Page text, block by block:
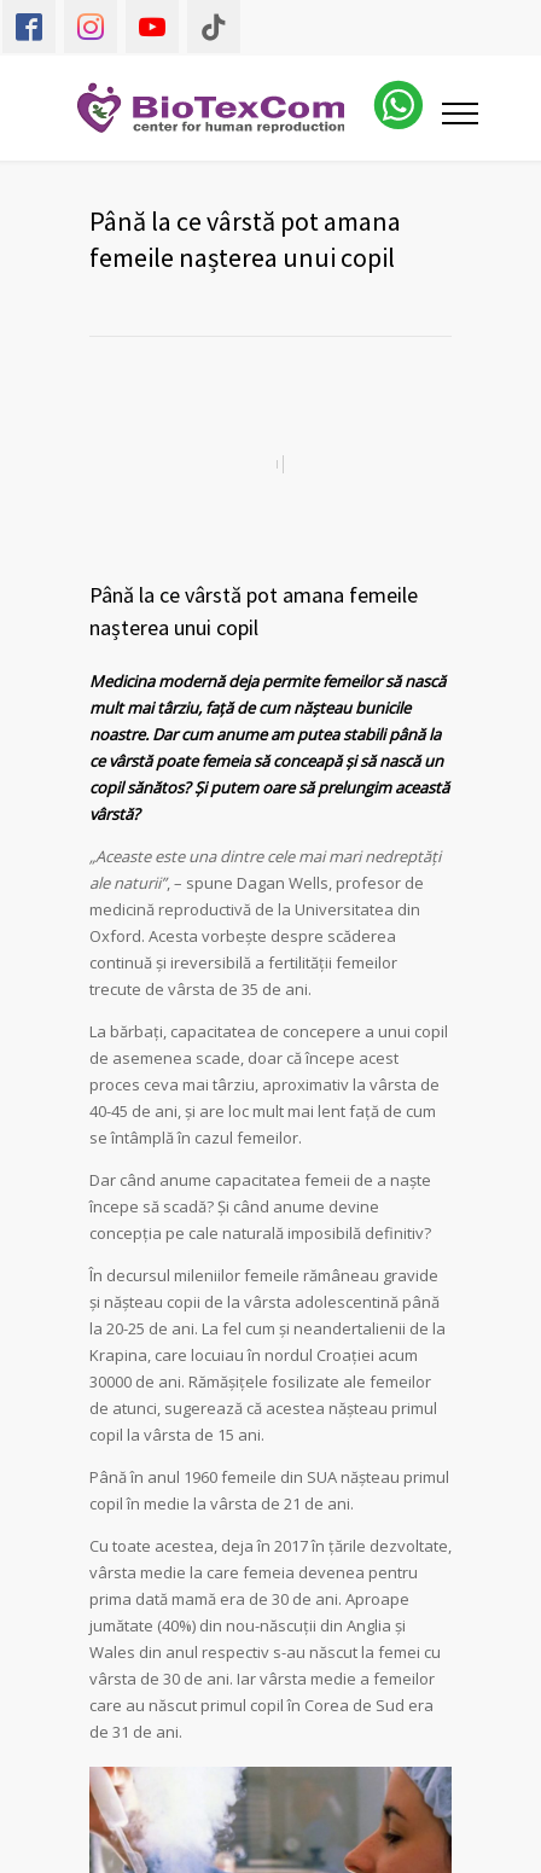
Până la ce vârstă pot amana
femeile nașterea unui copil
Până la ce vârstă pot amana femeile
nașterea unui copil
Medicina modernă deja permite femeilor să nască
mult mai târziu, față de cum nășteau bunicile
noastre. Dar cum anume am putea stabili până la
ce vârstă poate femeia să conceapă și să nască un
copil sănătos? Și putem oare să prelungim această
vârstă?
„Aceaste este una dintre cele mai mari nedreptăți
ale naturii”, – spune Dagan Wells, profesor de
medicină reproductivă de la Universitatea din
Oxford. Acesta vorbește despre scăderea
continuă și ireversibilă a fertilității femeilor
trecute de vârsta de 35 de ani.
La bărbați, capacitatea de concepere a unui copil
de asemenea scade, doar că începe acest
proces ceva mai târziu, aproximativ la vârsta de
40-45 de ani, și are loc mult mai lent față de cum
se întâmplă în cazul femeilor.
Dar când anume capacitatea femeii de a naște
începe să scadă? Și când anume devine
concepția pe cale naturală imposibilă definitiv?
În decursul mileniilor femeile rămâneau gravide
și nășteau copii de la vârsta adolescentină până
la 20-25 de ani. La fel cum și neandertalienii de la
Krapina, care locuiau în nordul Croației acum
30000 de ani. Rămășițele fosilizate ale femeilor
de atunci, sugerează că acestea nășteau primul
copil la vârsta de 15 ani.
Până în anul 1960 femeile din SUA nășteau primul
copil în medie la vârsta de 21 de ani.
Cu toate acestea, deja în 2017 în țările dezvoltate,
vârsta medie la care femeia devenea pentru
prima dată mamă era de 30 de ani. Aproape
jumătate (40%) din nou-născuții din Anglia și
Wales din anul respectiv s-au născut la femei cu
vârsta de 30 de ani. Iar vârsta medie a femeilor
care au născut primul copil în Corea de Sud era
de 31 de ani.